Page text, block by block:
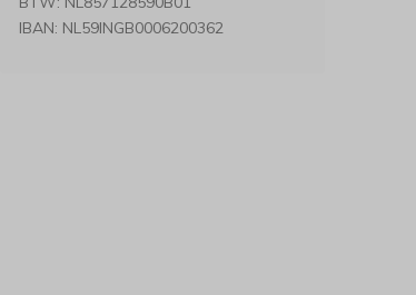
IBAN: NL59INGB0006200362